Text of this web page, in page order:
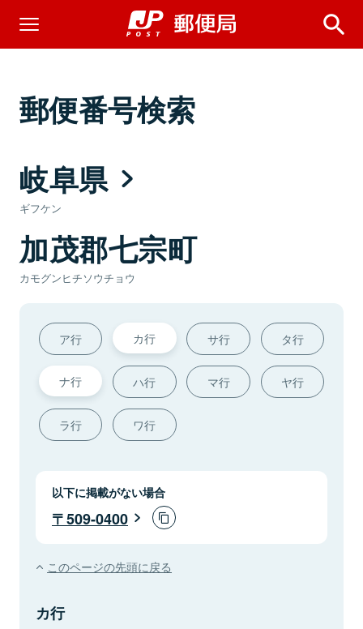
郵便番号検索
岐阜県
ギフケン
加茂郡七宗町
カモグンヒチソウチョウ
ア行 カ行 サ行 タ行
ナ行 ハ行 マ行 ヤ行
ラ行 ワ行
以下に掲載がない場合
509-0400
このページの先頭に戻る
カ行